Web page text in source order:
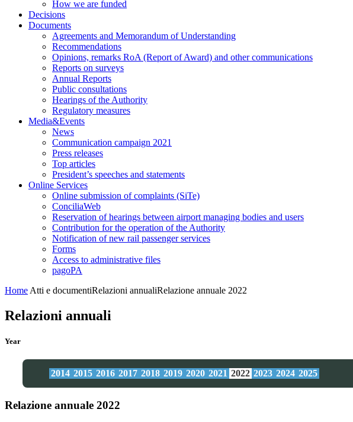
How we are funded
Decisions
Documents
Agreements and Memorandum of Understanding
Recommendations
Opinions, remarks RoA (Report of Award) and other communications
Reports on surveys
Annual Reports
Public consultations
Hearings of the Authority
Regulatory measures
Media&Events
News
Communication campaign 2021
Press releases
Top articles
President’s speeches and statements
Online Services
Online submission of complaints (SiTe)
ConciliaWeb
Reservation of hearings between airport managing bodies and users
Contribution for the operation of the Authority
Notification of new rail passenger services
Forms
Access to administrative files
pagoPA
Home Atti e documentiRelazioni annualiRelazione annuale 2022
Relazioni annuali
Year
2014 2015 2016 2017 2018 2019 2020 2021 2022 2023 2024 2025
Relazione annuale 2022